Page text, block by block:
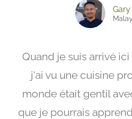
Quand je suis arrivé
j'ai vu une cuisine
monde était gentil
que je pourrais